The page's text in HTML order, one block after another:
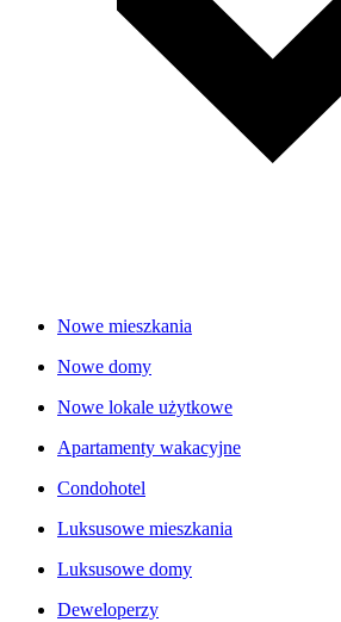
Nowe mieszkania
Nowe domy
Nowe lokale użytkowe
Apartamenty wakacyjne
Condohotel
Luksusowe mieszkania
Luksusowe domy
Deweloperzy